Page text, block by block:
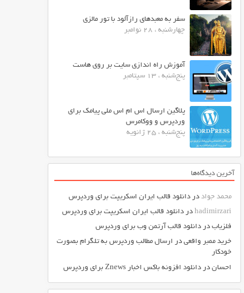
سفر به معبدهای رازآلود با تور مالزی
چهارشنبه ، 28 نوامبر
آموزش راه اندازی سایت بر روی هاست
پنج‌شنبه ، 13 سپتامبر
پلاگین ارسال اس ام اس ملی پیامک برای
وردپرس و ووکامرس
پنج‌شنبه ، 25 ژانویه
آخرین دیدگاه‌ها
محمد جواد در دانلود قالب ایران اسکریپت برای وردپرس
hadimirzari در دانلود قالب ایران اسکریپت برای وردپرس
فلزیاب در دانلود قالب آرتمن وب برای وردپرس
خرید ممبر واقعی در ارسال مطالب وردپرس به تلگرام بصورت
خودکار
احسان در دانلود افزونه باکس اخبار Znews برای وردپرس